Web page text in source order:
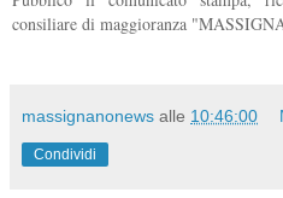
consiliare di maggioranza
massignanonews alle 10:46:00
Condividi